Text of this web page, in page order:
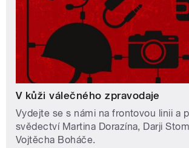
V kůži válečného zpravodaje
Vydejte se s námi na frontovou linii a
svědectví Martina Dorazína, Darji
Vojtěcha Boháče.